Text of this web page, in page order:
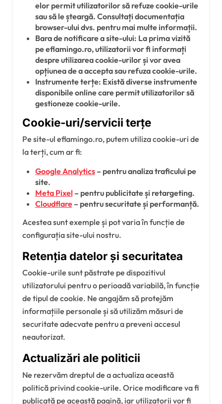
elor permit utilizatorilor să refuze cookie-urile
sau să le șteargă. Consultați documentația
browser-ului dvs. pentru mai multe informații.
Bara de notificare a site-ului: La prima vizită
pe eflamingo.ro, utilizatorii vor fi informați
despre utilizarea cookie-urilor și vor avea
opțiunea de a accepta sau refuza cookie-urile.
Instrumente terțe: Există diverse instrumente
disponibile online care permit utilizatorilor să
gestioneze cookie-urile.
Cookie-uri/servicii terțe
Pe site-ul eflamingo.ro, putem utiliza cookie-uri de
la terți, cum ar fi:
Google Analytics– pentru analiza traficului pe
site.
Meta Pixel – pentru publicitate și retargeting.
Cloudflare– pentru securitate și performanță.
Acestea sunt exemple și pot varia în funcție de
configurația site-ului nostru.
Retenția datelor și securitatea
Cookie-urile sunt păstrate pe dispozitivul
utilizatorului pentru o perioadă variabilă, în funcție
de tipul de cookie. Ne angajăm să protejăm
informațiile personale și să utilizăm măsuri de
securitate adecvate pentru a preveni accesul
neautorizat.
Actualizări ale politicii
Ne rezervăm dreptul de a actualiza această
politică privind cookie-urile. Orice modificare va fi
publicată pe această pagină, iar utilizatorii vor fi